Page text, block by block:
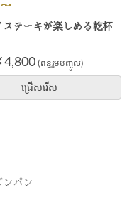
テーキが楽しめる乾杯
4,800 (ពន្ធរួមបញ្ចូល)
ជ្រើសរើស
ンパン